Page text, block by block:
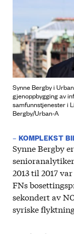
Synne Bergby i
gjenoppbygging av
samfunnstjenester i
Bergby/Urban-A
– KOMPLEKST
Synne Bergby
2013 til 2017
FNs
sekondert av
syriske